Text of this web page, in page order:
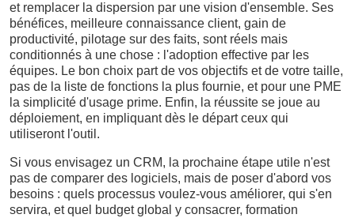
et remplacer la dispersion par une vision d'ensemble. Ses
bénéfices, meilleure connaissance client, gain de
productivité, pilotage sur des faits, sont réels mais
conditionnés à une chose : l'adoption effective par les
équipes. Le bon choix part de vos objectifs et de votre taille,
pas de la liste de fonctions la plus fournie, et pour une PME
la simplicité d'usage prime. Enfin, la réussite se joue au
déploiement, en impliquant dès le départ ceux qui
utiliseront l'outil.
Si vous envisagez un CRM, la prochaine étape utile n'est
pas de comparer des logiciels, mais de poser d'abord vos
besoins : quels processus voulez-vous améliorer, qui s'en
servira, et quel budget global y consacrer, formation